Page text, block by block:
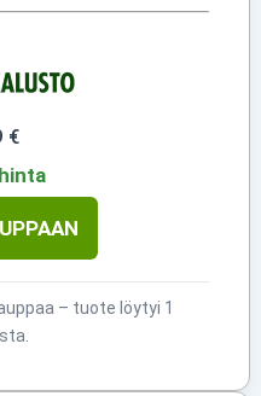
€
– tuote löytyi 1